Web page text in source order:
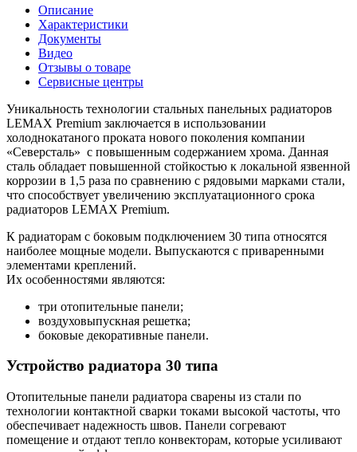
Описание
Характеристики
Документы
Видео
Отзывы о товаре
Сервисные центры
Уникальность технологии стальных панельных радиаторов
LEMAX Premium заключается в использовании
холоднокатаного проката нового поколения компании
«Северсталь» с повышенным содержанием хрома. Данная
сталь обладает повышенной стойкостью к локальной язвенной
коррозии в 1,5 раза по сравнению с рядовыми марками стали,
что способствует увеличению эксплуатационного срока
радиаторов LEMAX Premium.
К радиаторам с боковым подключением 30 типа относятся
наиболее мощные модели. Выпускаются с приваренными
элементами креплений.
Их особенностями являются:
три отопительные панели;
воздуховыпускная решетка;
боковые декоративные панели.
Устройство радиатора 30 типа
Отопительные панели радиатора сварены из стали по
технологии контактной сварки токами высокой частоты, что
обеспечивает надежность швов. Панели согревают
помещение и отдают тепло конвекторам, которые усиливают